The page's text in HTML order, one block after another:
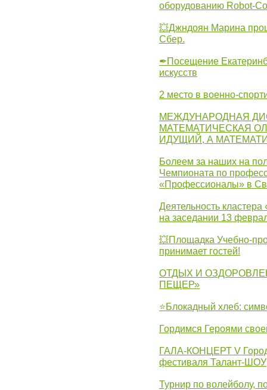
оборудованию Robot-
💥Джндоян Марина
Сбер.
✒Посещение
искусств
2 место в военно-
МЕЖДУНАРОДНАЯ
МАТЕМАТИЧЕСКАЯ
ИДУЩИЙ, А
Болеем за наших на
Чемпионата по
«Профессионалы» в
Деятельность
на заседании 13
💥Площадка Учебно-
принимает гостей!
ОТДЫХ И
ПЕЩЕР»
⭐Блокадный хлеб:
Гордимся Героями
ГАЛА-КОНЦЕРТ V
фестиваля Талант-ШОУ
Турнир по волейболу,